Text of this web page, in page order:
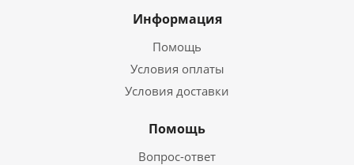
Информация
Помощь
Условия оплаты
Условия доставки
Помощь
Вопрос-ответ